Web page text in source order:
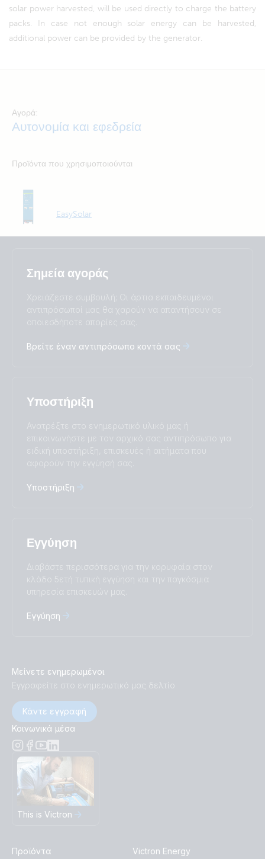
solar power harvested, will be used directly to charge the battery
packs. In case not enough solar energy can be harvested,
additional power can be provided by the generator.
Αγορά:
Αυτονομία και εφεδρεία
Προϊόντα που χρησιμοποιούνται
EasySolar
Ελληνικά
Čeština
Deutsch
Italiano
Magyar
Română
Suomalainen
Türkçe
Ελληνικά
Русский
Українська
Subscribe
Σημεία αγοράς
Χρειάζεστε συμβουλή; Οι άρτια εκπαιδευμένοι
αντιπρόσωποί μας θα χαρούν να απαντήσουν σε
οποιεσδήποτε απορίες σας.
Βρείτε έναν αντιπρόσωπο κοντά σας
Υποστήριξη
Ανατρέξτε στο ενημερωτικό υλικό μας ή
επικοινωνήστε με τον αρχικό σας αντιπρόσωπο για
ειδική υποστήριξη, επισκευές ή αιτήματα που
αφορούν την εγγύησή σας.
Υποστήριξη
Εγγύηση
Διαβάστε περισσότερα για την κορυφαία στον
κλάδο 5ετή τυπική εγγύηση και την παγκόσμια
υπηρεσία επισκευών μας.
Εγγύηση
Μείνετε ενημερωμένοι
Εγγραφείτε στο ενημερωτικό μας δελτίο
Κάντε εγγραφή
Κοινωνικά μέσα
This is Victron
Προϊόντα
Victron Energy